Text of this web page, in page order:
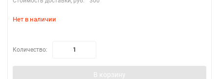
Нет в наличии
Количество:
В корзину